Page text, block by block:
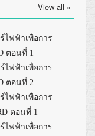
View all »
ไฟฟ้าเพื่อการ
ตอนที่ 1
ไฟฟ้าเพื่อการ
ตอนที่ 2
ไฟฟ้าเพื่อการ
ตอนที่ 1
ไฟฟ้าเพื่อการ